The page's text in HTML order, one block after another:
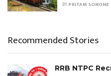
BYPRITAM SONONE
Recommended Stories
RRB NTPC